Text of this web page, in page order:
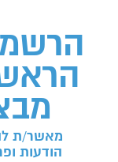
מאשר/ת
הודעות